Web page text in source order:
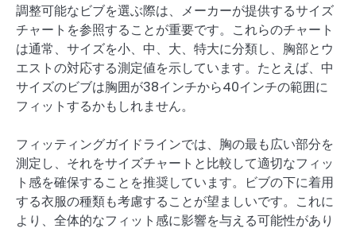
調整可能なビブを選ぶ際は、メーカーが提供するサイズ
チャートを参照することが重要です。これらのチャート
は通常、サイズを小、中、大、特大に分類し、胸部とウ
エストの対応する測定値を示しています。たとえば、中
サイズのビブは胸囲が38インチから40インチの範囲に
フィットするかもしれません。
フィッティングガイドラインでは、胸の最も広い部分を
測定し、それをサイズチャートと比較して適切なフィッ
ト感を確保することを推奨しています。ビブの下に着用
する衣服の種類も考慮することが望ましいです。これに
より、全体的なフィット感に影響を与える可能性があり